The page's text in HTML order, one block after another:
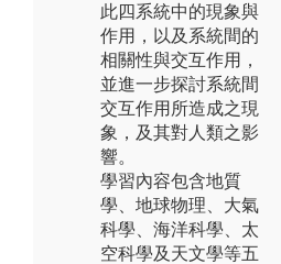
此四系統中的現象與
作用，以及系統間的
相關性與交互作用，
並進一步探討系統間
交互作用所造成之現
象，及其對人類之影
響。
學習內容包含地質
學、地球物理、大氣
科學、海洋科學、太
空科學及天文學等五